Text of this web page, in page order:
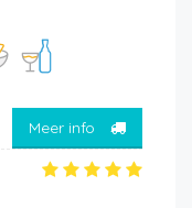
Meer info